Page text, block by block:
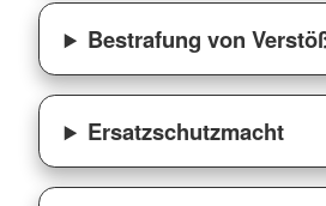
Bestrafung von
Ersatzschutzmacht